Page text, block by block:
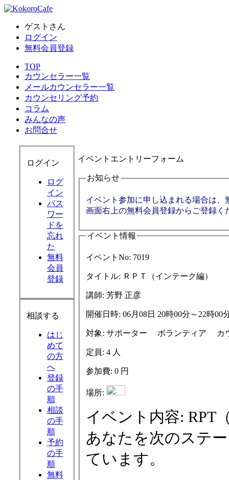
ゲストさん
ログイン
無料会員登録
TOP
カウンセラー一覧
メールカウンセラー一覧
カウンセリング予約
コラム
みんなの声
お問合せ
ログイン
ログ
イン
パス
ワー
ドを
忘れ
た
無料
会員
登録
相談する
はじ
めて
の方
へ
登録
の手
順
相談
の手
順
予約
の手
順
無料
イベントエントリーフォーム
お知らせ
イベント参加に申し込まれる場合は、
画面右上の無料会員登録からご登録く
イベント情報
イベントNo: 7019
タイトル: ＲＰＴ（インテーク編）
講師: 芳野 正彦
開催日時: 06月08日 20時00分～22時00
対象: サポー
定員: 4 人
参加費: 0 円
場所:
イベント内容:
あなたを次のステ
ています。